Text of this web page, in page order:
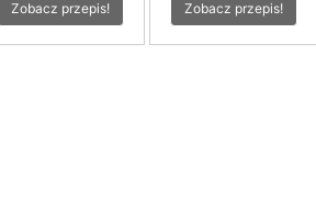
Zobacz przepis! Zobacz przepis!